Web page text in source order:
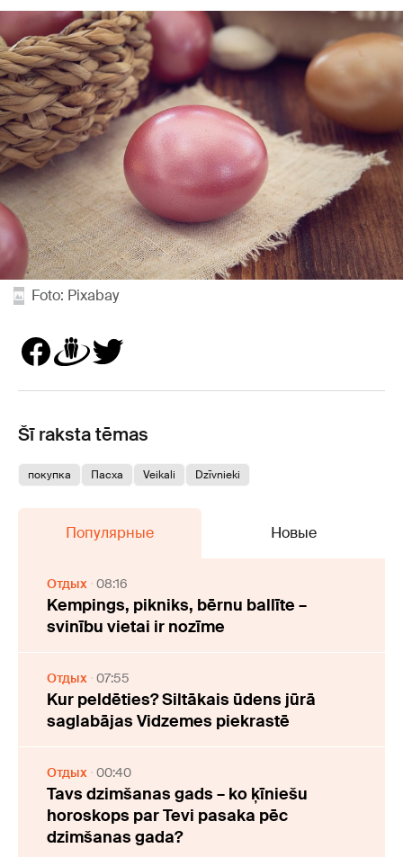
Foto: Pixabay
Šī raksta tēmas
покупка Пасха Veikali Dzīvnieki
Популярные Новые
Отдых 08:16
Kempings, pikniks, bērnu ballīte –
svinību vietai ir nozīme
Отдых 07:55
Kur peldēties? Siltākais ūdens jūrā
saglabājas Vidzemes piekrastē
Отдых 00:40
Tavs dzimšanas gads – ko ķīniešu
horoskops par Tevi pasaka pēc
dzimšanas gada?